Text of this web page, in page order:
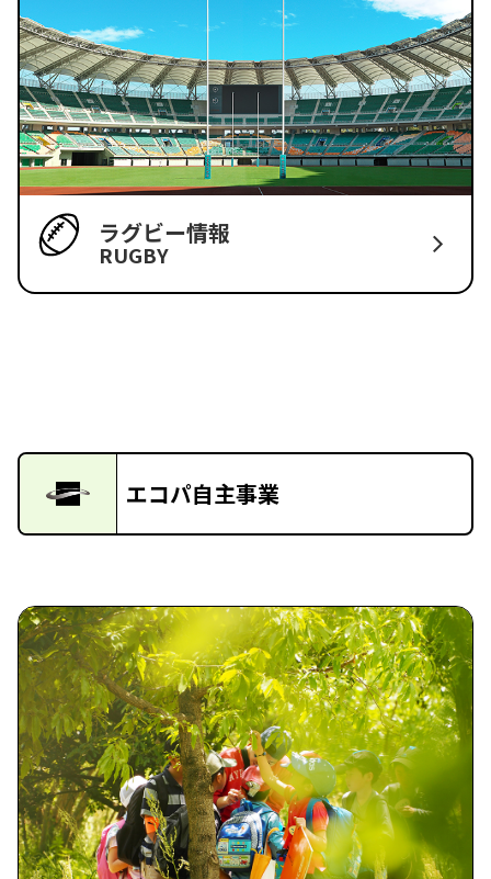
ラグビー情報
RUGBY
エコパ自主事業